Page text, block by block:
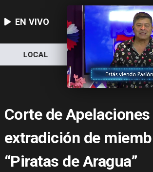
EN VIVO
LOCAL NACIONAL
Corte de
extradición de
“Piratas de Aragua”